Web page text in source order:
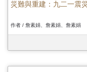
災難與重建：九二一震
作者 / 詹素娟、詹素娟、詹素娟